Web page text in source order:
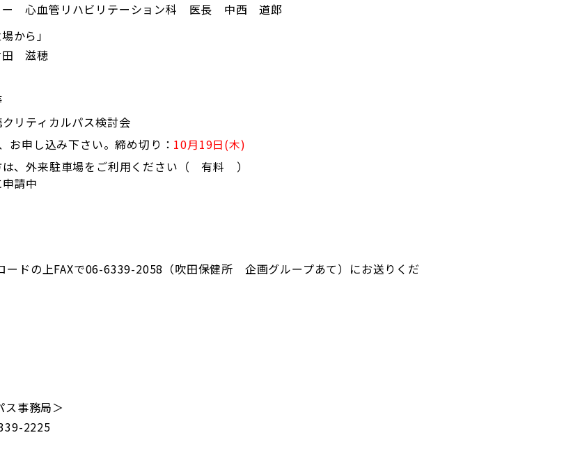
ー 心血管リハビリテーション科 医長 中西 道郎
から」
滋穂
リティカルパス検討会
お申し込み下さい。締め切り： 10月19日(木)
、外来駐車場をご利用ください（ 有料 ）
請中
ードの上FAXで06-6339-2058（吹田保健所 企画グループあて）にお送りくだ
ス事務局＞
2225